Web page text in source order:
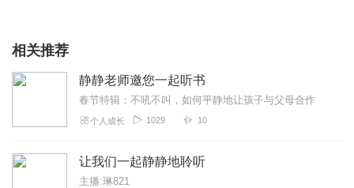
相关推荐
静静老师邀您一起听书
春节特辑：不吼不叫，如何平静地让孩子与父母合作
个人成长 1029 10
让我们一起静静地聆听
主播:琳821